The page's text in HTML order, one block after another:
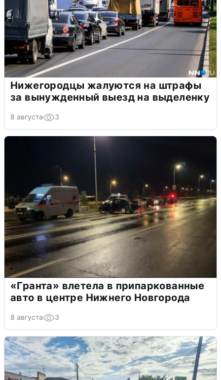
Нижегородцы жалуются на штрафы
за вынужденный выезд на выделенку
8 августа 3
«Гранта» влетела в припаркованные
авто в центре Нижнего Новгорода
8 августа 3